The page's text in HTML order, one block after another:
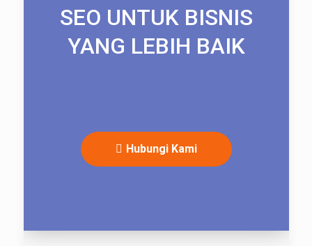
SEO UNTUK BISNIS
YANG LEBIH BAIK
Hubungi Kami